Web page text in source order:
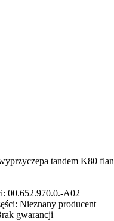
tandem K80
00.652.970.0.-A02
Nieznany producent
gwarancji